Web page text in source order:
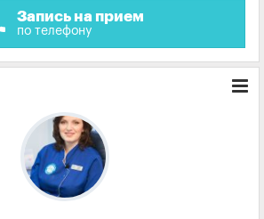
Запись на прием
по телефону